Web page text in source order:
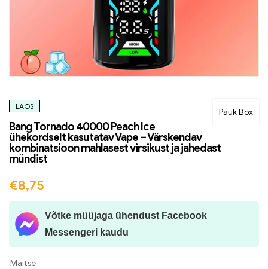
Pauk Box
LAOS
Bang Tornado 40000 Peach Ice
ühekordselt kasutatav Vape – Värskendav
kombinatsioon mahlasest virsikust ja jahedast
mündist
€8,75
Võtke müüjaga ühendust Facebook
Messengeri kaudu
Maitse